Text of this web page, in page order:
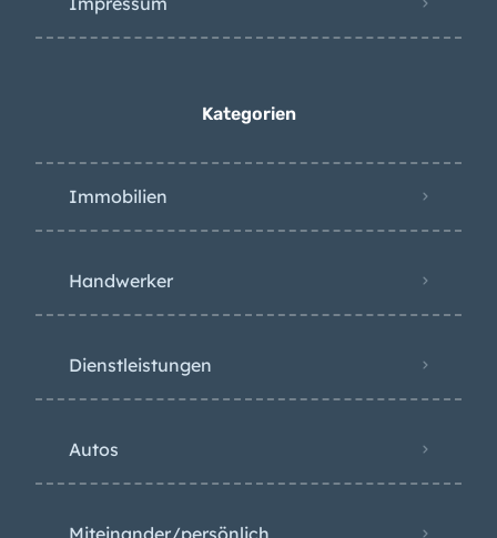
Kategorien
Immobilien
Handwerker
Dienstleistungen
Autos
Miteinander/persönlich